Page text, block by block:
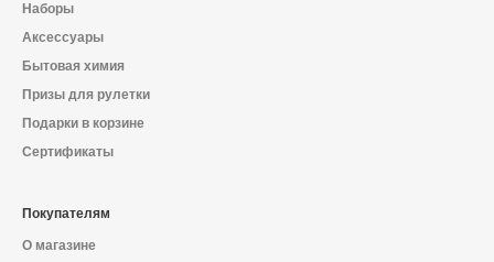
Наборы
Аксессуары
Бытовая химия
Призы для рулетки
Подарки в корзине
Сертификаты
Покупателям
О магазине